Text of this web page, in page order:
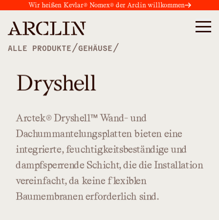
Wir heißen Kevlar® Nomex® der Arclin willkommen
ALLE PRODUKTE /GEHÄUSE /
Dryshell
Arctek® Dryshell™ Wand-und
Dachummantelungsplatten bieten eine
integrierte, feuchtigkeitsbeständige und
dampfsperrende Schicht,die die Installation
vereinfacht,da keine flexiblen
Baumembranenerforderlich sind.